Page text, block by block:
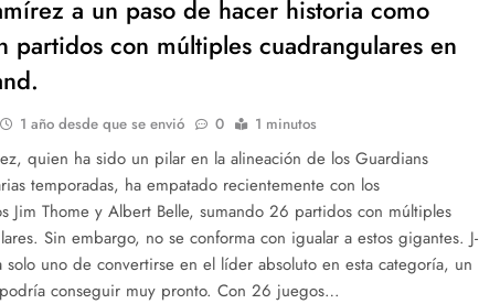
a un paso de hacer historia como
partidos con múltiples cuadrangulares en
1 año desde que se envió 0 1 minutos
quien ha sido un pilar en la alineación de los Guardians
temporadas, ha empatado recientemente con los
Jim Thome y Albert Belle, sumando 26 partidos con múltiples
Sin embargo, no se conforma con igualar a estos gigantes. J-
solo uno de convertirse en el líder absoluto en esta categoría, un
conseguir muy pronto. Con 26 juegos…